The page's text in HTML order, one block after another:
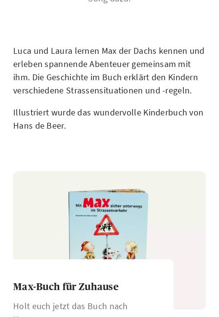
Luca und Laura lernen Max der Dachs kennen und
erleben spannende Abenteuer gemeinsam mit
ihm. Die Geschichte im Buch erklärt den Kindern
verschiedene Strassensituationen und -regeln.
Illustriert wurde das wundervolle Kinderbuch von
Hans de Beer.
Max-Buch für Zuhause
Holt euch jetzt das Buch nach